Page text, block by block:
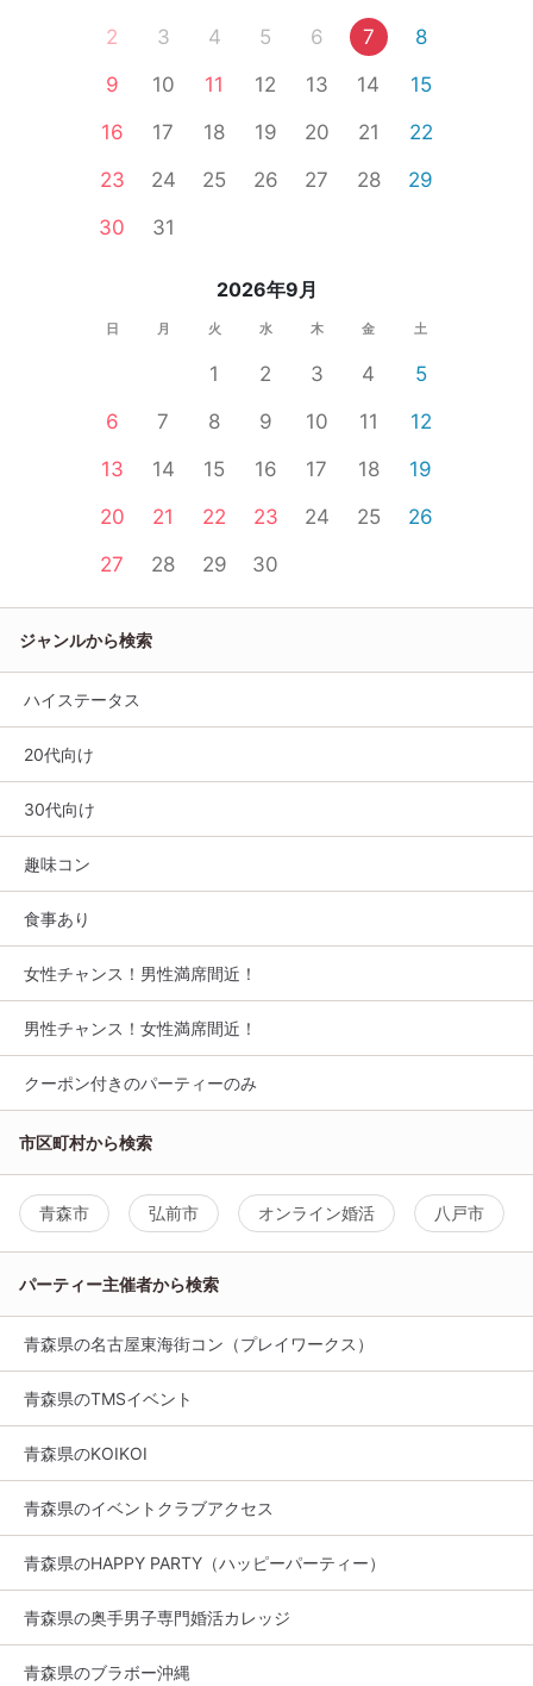
2
3 4 5 6 7
8
9
10 11 12 13 14
15
16
17 18 19 20 21
22
23
24 25 26 27 28
29
30
31
2026年9月
日 月 火 水 木 金 土
1 2 3 4
5
6
7 8 9 10 11
12
13
14 15 16 17 18
19
20
21 22 23 24 25
26
27
28 29 30
ジャンルから検索
ハイステータス
20代向け
30代向け
趣味コン
食事あり
女性チャンス！男性満席間近！
男性チャンス！女性満席間近！
クーポン付きのパーティーのみ
市区町村から検索
青森市 弘前市 オンライン婚活 八戸市
パーティー主催者から検索
青森県の名古屋東海街コン（プレイワークス）
青森県のTMSイベント
青森県のKOIKOI
青森県のイベントクラブアクセス
青森県のHAPPY PARTY（ハッピーパーティー）
青森県の奥手男子専門婚活カレッジ
青森県のブラボー沖縄